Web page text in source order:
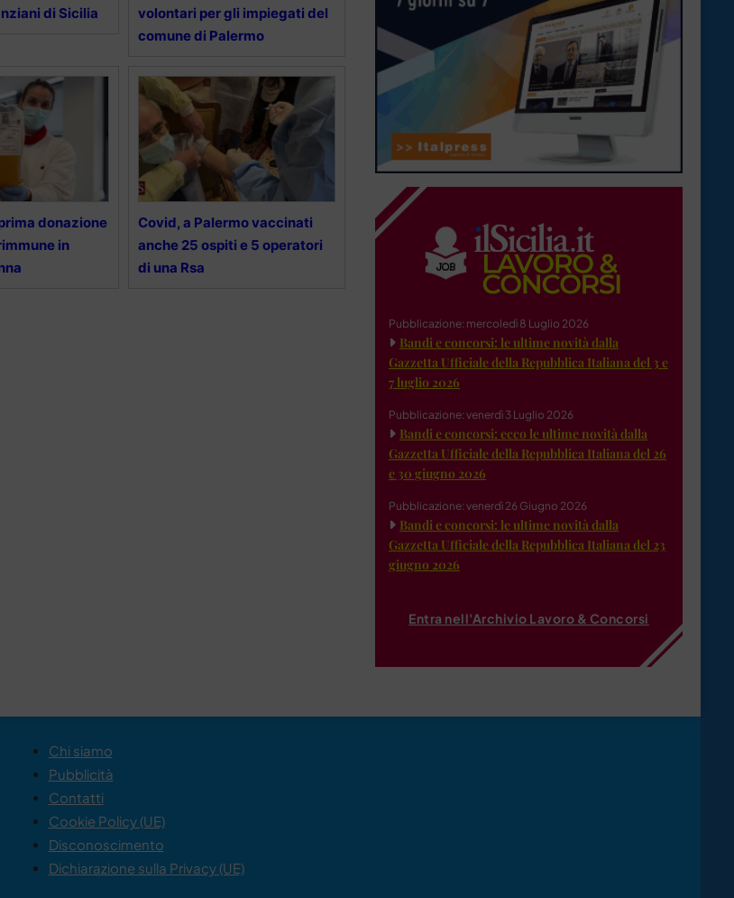
di Sicilia
volontari per gli impiegati del
comune di Palermo
donazione
in
Covid, a Palermo vaccinati
anche 25 ospiti e 5 operatori
di una Rsa
Pubblicazione: mercoledì 8 Luglio 2026
Bandi e concorsi: le ultime novità dalla
Gazzetta Ufficiale della Repubblica Italiana del 3 e
7 luglio 2026
Pubblicazione: venerdì 3 Luglio 2026
Bandi e concorsi: ecco le ultime novità dalla
Gazzetta Ufficiale della Repubblica Italiana del 26
e 30 giugno 2026
Pubblicazione: venerdì 26 Giugno 2026
Bandi e concorsi: le ultime novità dalla
Gazzetta Ufficiale della Repubblica Italiana del 23
giugno 2026
Entra nell'Archivio Lavoro & Concorsi
Chi siamo
Pubblicità
Contatti
Cookie Policy (UE)
Disconoscimento
Dichiarazione sulla Privacy (UE)